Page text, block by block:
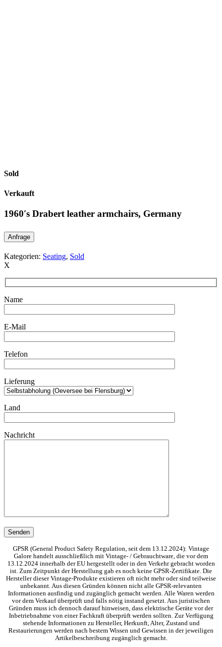
Sold
Verkauft
1960′s Drabert leather armchairs, Germany
Anfrage
Kategorien: Seating, Sold
X
Name
E-Mail
Telefon
Lieferung
Land
Nachricht
GPSR (General Product Safety Regulation, seit dem 13.12.2024): Vintage
Galore handelt ausschließlich mit Vintage- / Gebrauchtware, die vor dem
13.12.2024 innerhalb der EU hergestellt oder in den Verkehr gebracht worden
ist. Zum Zeitpunkt der Herstellung gab es noch keine GPSR-Zertifikate. Die
Hersteller dieser Vintage-Produkte existieren oft nicht mehr oder sind teilweise
unbekannt. Aus diesen Gründen können nicht alle GPSR-relevanten
Informationen ausfindig und zugänglich gemacht werden. Alle Waren werden
vor dem Verkauf überprüft und falls nötig instand gesetzt. Aus juristischen
Gründen muss ich dennoch darauf hinweisen, dass elektrische Geräte vor der
Inbetriebnahme von einer Fachkraft überprüft werden sollten. Zur Verfügung
stehende Informationen zu Hersteller, Herkunft, Alter, Zustand und
Restaurierungen werden nach bestem Wissen und Gewissen in der jeweiligen
Artikelbeschreibung zugänglich gemacht.